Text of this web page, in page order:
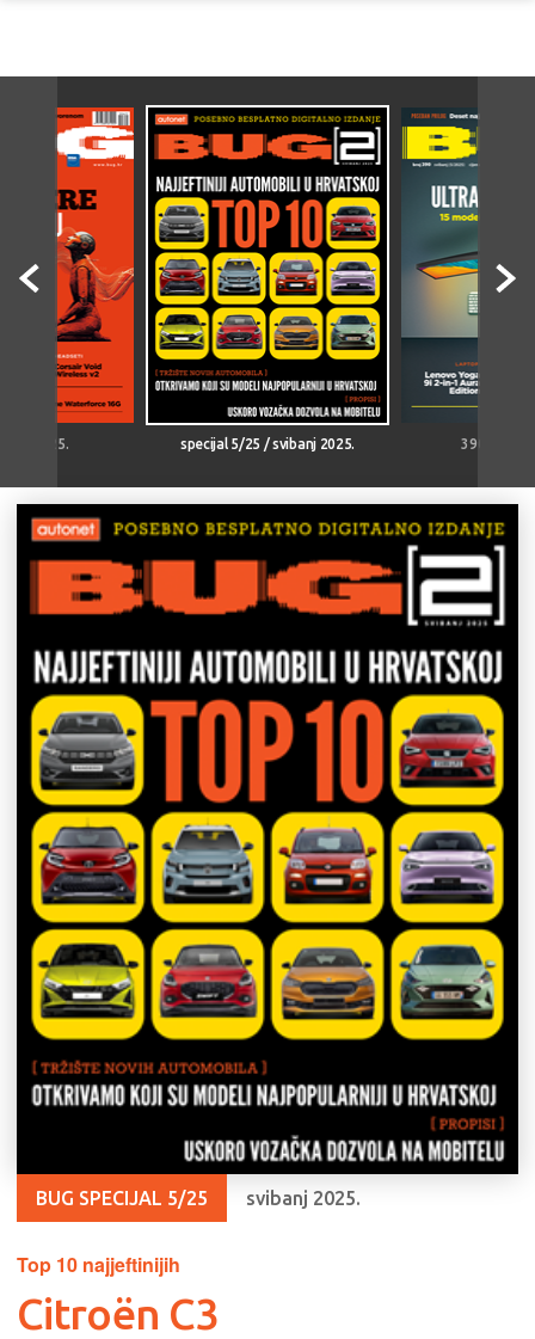
2025. specijal 5/25 / svibanj 2025. 390 /
BUG SPECIJAL 5/25 svibanj 2025.
Top 10 najjeftinijih
Citroën C3